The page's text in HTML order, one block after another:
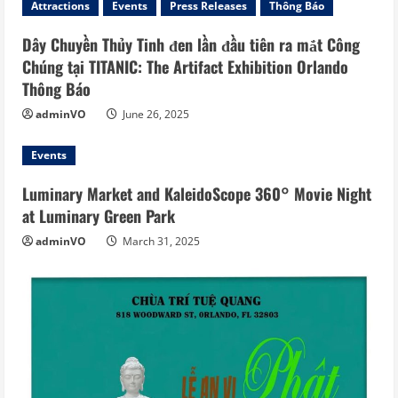
Attractions Events Press Releases Thông Báo
Dây Chuyền Thủy Tinh đen lần đầu tiên ra mắt Công
Chúng tại TITANIC: The Artifact Exhibition Orlando
Thông Báo
adminVO June 26, 2025
Events
Luminary Market and KaleidoScope 360° Movie Night
at Luminary Green Park
adminVO March 31, 2025